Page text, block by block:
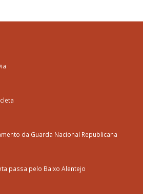
da Guarda Nacional Republicana
passa pelo Baixo Alentejo